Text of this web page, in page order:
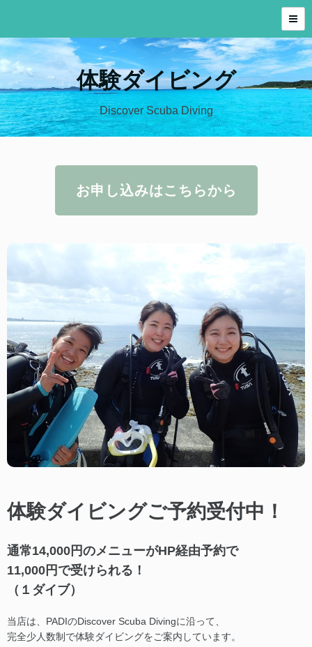
体験ダイビング
Discover Scuba Diving
お申し込みはこちらから
体験ダイビングご予約受付中！
通常14,000円のメニューがHP経由予約で
11,000円で受けられる！
（１ダイブ）
当店は、PADIのDiscover Scuba Divingに沿って、
完全少人数制で体験ダイビングをご案内しています。